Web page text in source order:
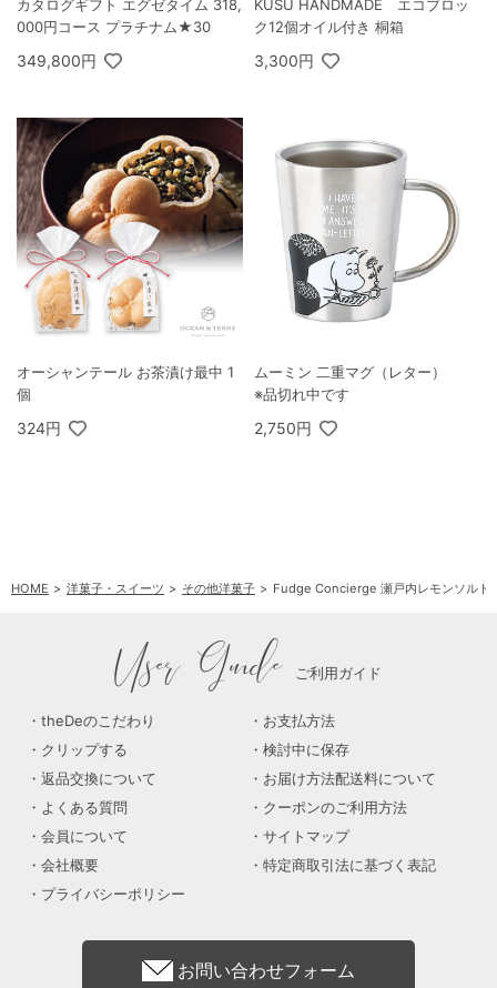
カタログギフト エグゼタイム 318,
000円コース プラチナム★30
349,800円
KUSU HANDMADE エコブロッ
ク12個オイル付き 桐箱
3,300円
オーシャンテール お茶漬け最中 1
個
324円
ムーミン 二重マグ（レター）
※品切れ中です
2,750円
HOME 洋菓子・スイーツ その他洋菓子 Fudge Concierge 瀬戸内レモンソルト
User Guide ご利用ガイド
theDeのこだわり
お支払方法
クリップする
検討中に保存
返品交換について
お届け方法配送料について
よくある質問
クーポンのご利用方法
会員について
サイトマップ
会社概要
特定商取引法に基づく表記
プライバシーポリシー
お問い合わせフォーム